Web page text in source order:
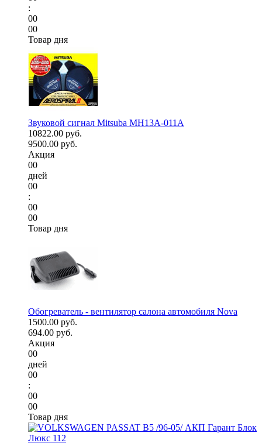
:
00
00
Товар дня
Звуковой сигнал Mitsuba MH13A-011A
10822.00 руб.
9500.00 руб.
Акция
00
дней
00
:
00
00
Товар дня
Обогреватель - вентилятор салона автомобиля Nova
1500.00 руб.
694.00 руб.
Акция
00
дней
00
:
00
00
Товар дня